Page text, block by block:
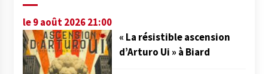
le 9 août 2026 21:00
« La résistible ascension
d’Arturo Ui » à Biard